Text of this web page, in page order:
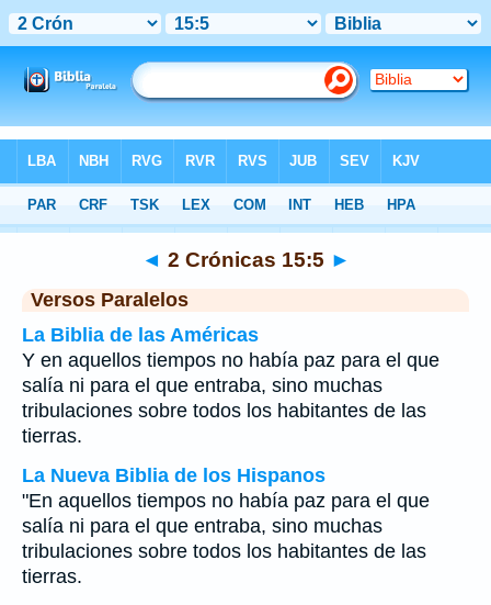
>2 Crónicas Capítulo 15 > Verso 5
◄ 2 Crónicas 15:5 ►
Versos Paralelos
La Biblia de las Américas
Y en aquellos tiempos no había paz para el que
salía ni para el que entraba, sino muchas
tribulaciones sobre todos los habitantes de las
tierras.
La Nueva Biblia de los Hispanos
"En aquellos tiempos no había paz para el que
salía ni para el que entraba, sino muchas
tribulaciones sobre todos los habitantes de las
tierras.